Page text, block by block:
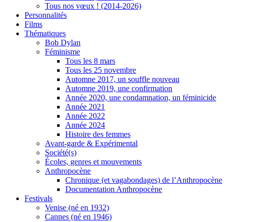
Tous nos vœux ! (2014-2026)
Personnalités
Films
Thématiques
Bob Dylan
Féminisme
Tous les 8 mars
Tous les 25 novembre
Automne 2017, un souffle nouveau
Automne 2019, une confirmation
Année 2020, une condamnation, un féminicide
Année 2021
Année 2022
Année 2024
Histoire des femmes
Avant-garde & Expérimental
Société(s)
Écoles, genres et mouvements
Anthropocène
Chronique (et vagabondages) de l’Anthropocène
Documentation Anthropocène
Festivals
Venise (né en 1932)
Cannes (né en 1946)